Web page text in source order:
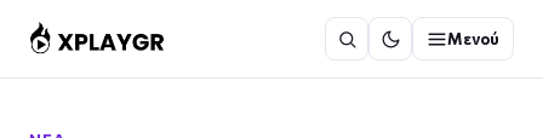
στο
περιεχόμενο
Μενού